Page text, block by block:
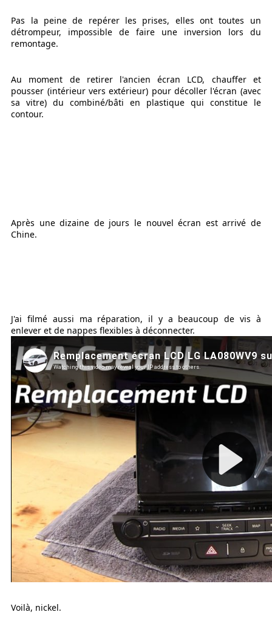
Pas la peine de repérer les prises, elles ont toutes un
détrompeur, impossible de faire une inversion lors du
remontage.
Au moment de retirer l'ancien écran LCD, chauffer et
pousser (intérieur vers extérieur) pour décoller l'écran (avec
sa vitre) du combiné/bâti en plastique qui constitue le
contour.
Après une dizaine de jours le nouvel écran est arrivé de
Chine.
J'ai filmé aussi ma réparation, il y a beaucoup de vis à
enlever et de nappes flexibles à déconnecter.
Voilà, nickel.